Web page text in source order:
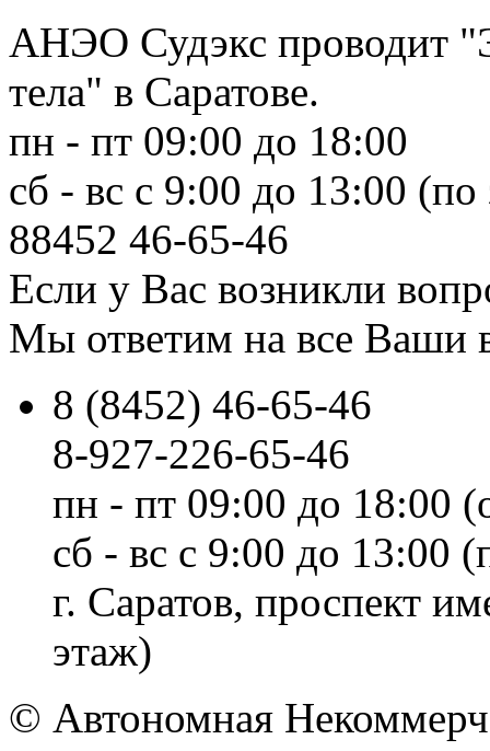
АНЭО Судэкс проводит
тела" в Саратове.
пн - пт 09:00 до 18:00
сб - вс с 9:00 до 13:00 (по
88452 46-65-46
Если у Вас возникли
Мы ответим на все Ваши
8 (8452) 46-65-46
8-927-226-65-46
пн - пт 09:00 до 18:00
сб - вс с 9:00 до 13:00
г. Саратов, проспект
этаж)
© Автономная